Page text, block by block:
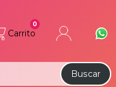
Carrito
0
Buscar